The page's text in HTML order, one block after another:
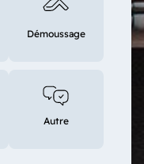
Démoussage
Autre